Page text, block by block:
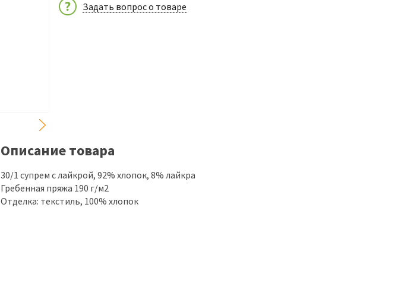
Задать вопрос о товаре
Описание товара
30/1 супрем с лайкрой, 92% хлопок, 8% лайкра
Гребенная пряжа 190 г/м2
Отделка: текстиль, 100% хлопок